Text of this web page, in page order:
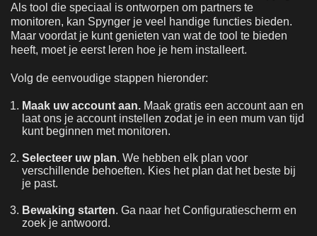
Als tool die speciaal is ontworpen om partners te
monitoren, kan Spynger je veel handige functies bieden.
Maar voordat je kunt genieten van wat de tool te bieden
heeft, moet je eerst leren hoe je hem installeert.
Volg de eenvoudige stappen hieronder:
Maak uw account aan. Maak gratis een account aan en
laat ons je account instellen zodat je in een mum van tijd
kunt beginnen met monitoren.
Selecteer uw plan. We hebben elk plan voor
verschillende behoeften. Kies het plan dat het beste bij
je past.
Bewaking starten. Ga naar het Configuratiescherm en
zoek je antwoord.